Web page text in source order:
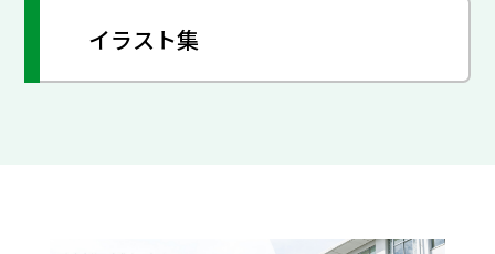
イラスト集